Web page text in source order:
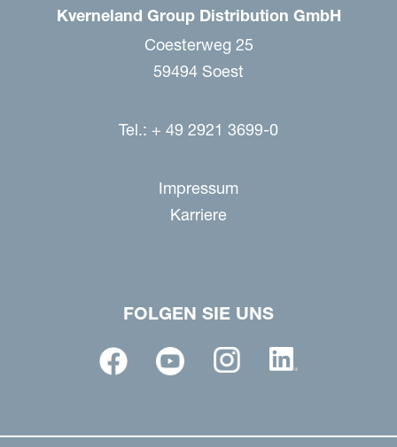
Kverneland Group Distribution GmbH
Coesterweg 25
59494 Soest
Tel.: + 49 2921 3699-0
Impressum
Karriere
FOLGEN SIE UNS